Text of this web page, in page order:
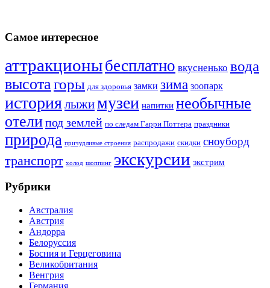
Самое интересное
аттракционыбесплатно вкусненько вода
высота горы для здоровья замки зима зоопарк
историялыжимузеи напитки необычные
отелипод землей по следам Гарри Поттера праздники
природа причудливые строения распродажи скидки сноуборд
транспорт холод шоппинг экскурсии экстрим
Рубрики
Австралия
Австрия
Андорра
Белоруссия
Босния и Герцеговина
Великобритания
Венгрия